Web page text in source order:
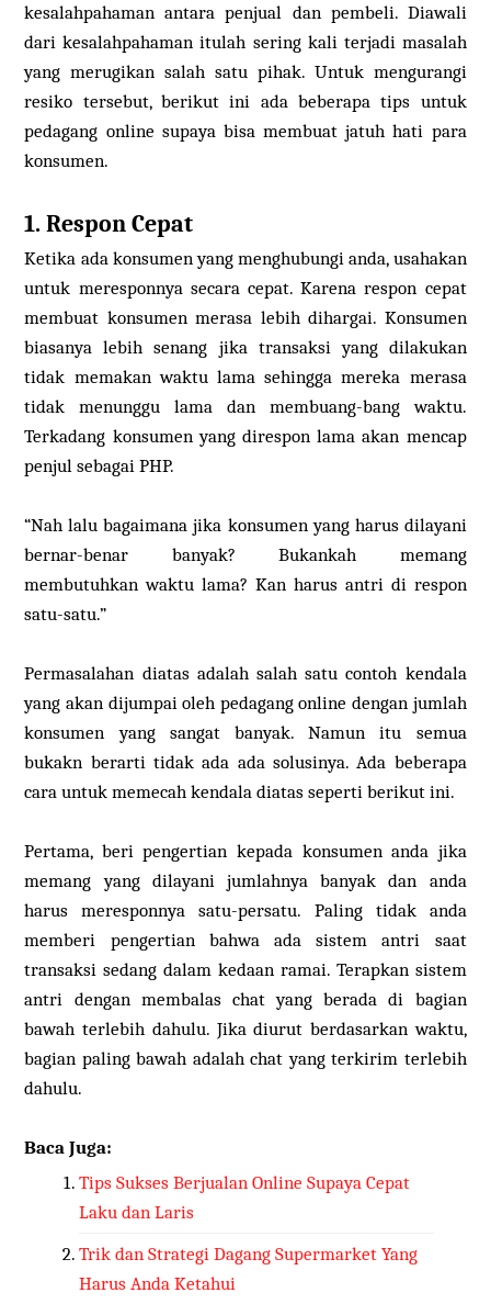
kesalahpahaman antara penjual dan pembeli. Diawali
dari kesalahpahaman itulah sering kali terjadi masalah
yang merugikan salah satu pihak. Untuk mengurangi
resiko tersebut, berikut ini ada beberapa tips untuk
pedagang online supaya bisa membuat jatuh hati para
konsumen.
1. Respon Cepat
Ketika ada konsumen yang menghubungi anda, usahakan
untuk meresponnya secara cepat. Karena respon cepat
membuat konsumen merasa lebih dihargai. Konsumen
biasanya lebih senang jika transaksi yang dilakukan
tidak memakan waktu lama sehingga mereka merasa
tidak menunggu lama dan membuang-bang waktu.
Terkadang konsumen yang direspon lama akan mencap
penjul sebagai PHP.
“Nah lalu bagaimana jika konsumen yang harus dilayani
bernar-benar banyak? Bukankah memang
membutuhkan waktu lama? Kan harus antri di respon
satu-satu.”
Permasalahan diatas adalah salah satu contoh kendala
yang akan dijumpai oleh pedagang online dengan jumlah
konsumen yang sangat banyak. Namun itu semua
bukakn berarti tidak ada ada solusinya. Ada beberapa
cara untuk memecah kendala diatas seperti berikut ini.
Pertama, beri pengertian kepada konsumen anda jika
memang yang dilayani jumlahnya banyak dan anda
harus meresponnya satu-persatu. Paling tidak anda
memberi pengertian bahwa ada sistem antri saat
transaksi sedang dalam kedaan ramai. Terapkan sistem
antri dengan membalas chat yang berada di bagian
bawah terlebih dahulu. Jika diurut berdasarkan waktu,
bagian paling bawah adalah chat yang terkirim terlebih
dahulu.
Baca Juga:
Tips Sukses Berjualan Online Supaya Cepat
Laku dan Laris
Trik dan Strategi Dagang Supermarket Yang
Harus Anda Ketahui